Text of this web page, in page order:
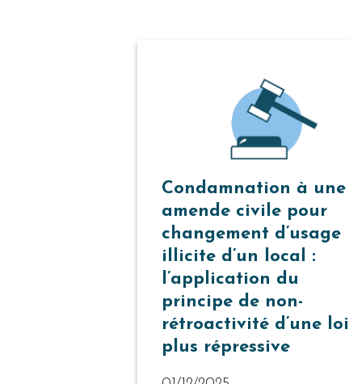
Condamnation à une
amende civile pour
changement d’usage
illicite d’un local :
l’application du
principe de non-
rétroactivité d’une loi
plus répressive